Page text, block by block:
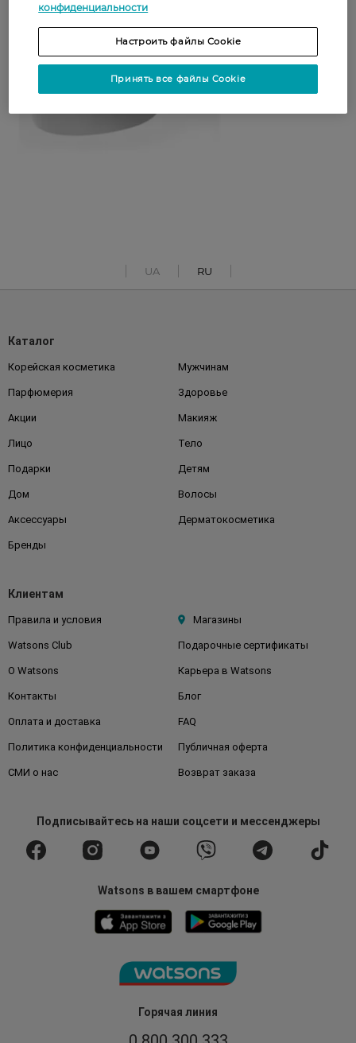
UA RU
Горячая линия
Каталог
Корейская косметика Мужчинам
Парфюмерия Здоровье
Акции Макияж
Лицо Тело
Подарки Детям
Дом Волосы
Аксессуары Дерматокосметика
Бренды
Клиентам
Правила и условия Магазины
Watsons Club Подарочные сертификаты
О Watsons Карьера в Watsons
Контакты Блог
Оплата и доставка FAQ
Политика конфиденциальности Публичная оферта
СМИ о нас Возврат заказа
Подписывайтесьна наши соцсети и мессенджеры
Watsons в вашем смартфоне
конфиденциальности
Настроить файлы Cookie
Принять все файлы Cookie